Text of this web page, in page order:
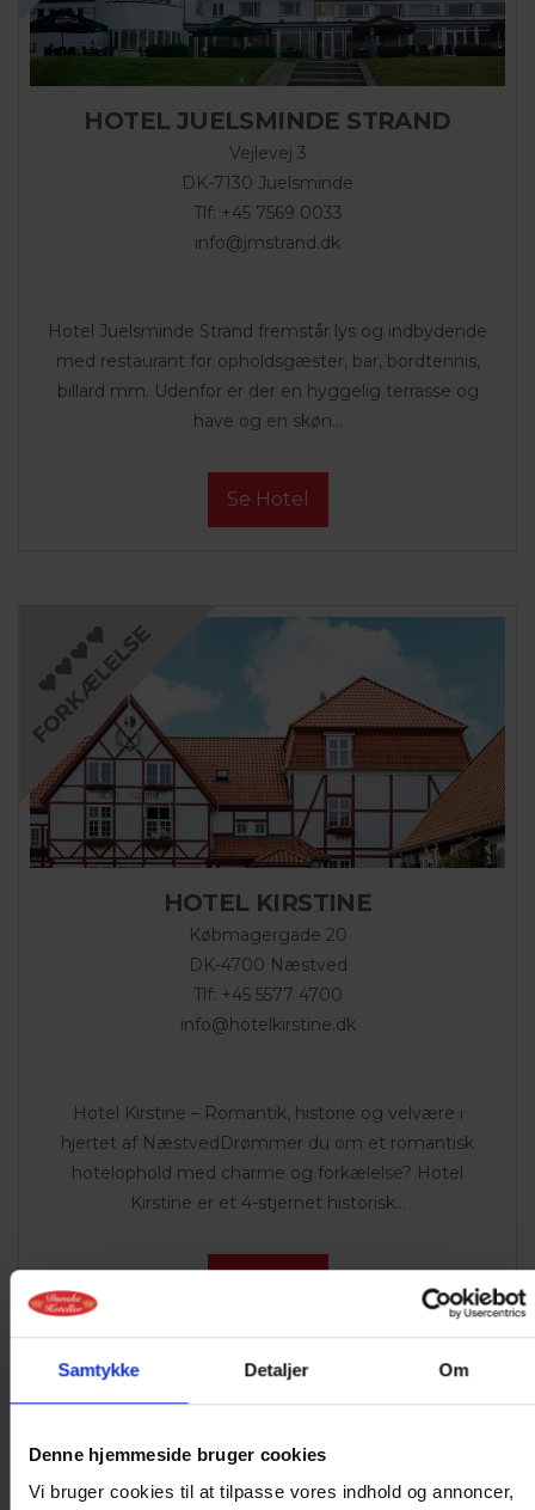
Samtykke Detaljer Om
Denne hjemmeside bruger cookies
Vi bruger cookies til at tilpasse vores indhold og annoncer,
HOTEL JUELSMINDE STRAND
Vejlevej 3
DK-7130 Juelsminde
Tlf: +45 7569 0033
info@jmstrand.dk
Hotel Juelsminde Strand fremstår lys og indbydende
med restaurant for opholdsgæster, bar, bordtennis,
billard mm. Udenfor er der en hyggelig terrasse og
have og en skøn...
Se Hotel
HOTEL KIRSTINE
Købmagergade 20
DK-4700 Næstved
Tlf: +45 5577 4700
info@hotelkirstine.dk
Hotel Kirstine – Romantik, historie og velvære i
hjertet af NæstvedDrømmer du om et romantisk
hotelophold med charme og forkælelse? Hotel
Kirstine er et 4-stjernet historisk...